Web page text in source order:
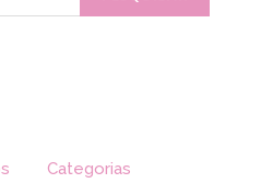
Categorias